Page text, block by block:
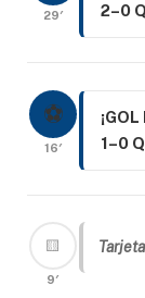
29′
2–0
⚽
16′
1–0
🟨
9′